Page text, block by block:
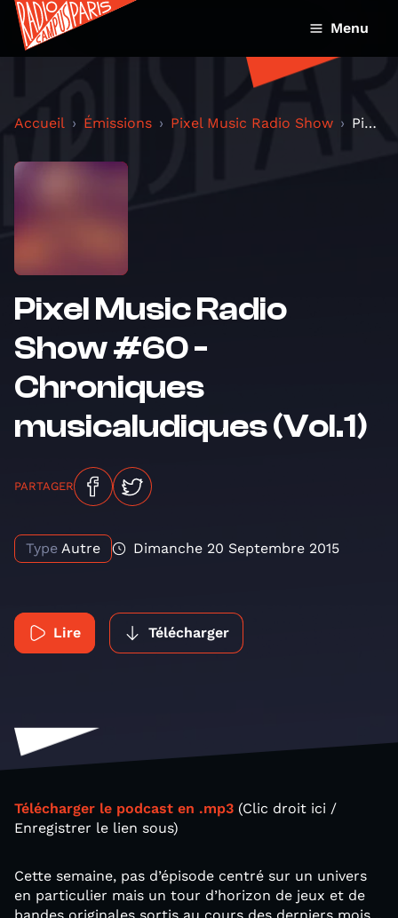
Menu
Accueil Émissions Pixel Music Radio Show Pixel Music Radio Show #60 - Chroniques musicaludi...
Pixel Music Radio
Show #60 -
Chroniques
musicaludiques (Vol.1)
PARTAGER
Type Autre Dimanche 20 Septembre 2015
Lire Télécharger
Télécharger le podcast en .mp3 (Clic droit ici /
Enregistrer le lien sous)
Cette semaine, pas d’épisode centré sur un univers
en particulier mais un tour d’horizon de jeux et de